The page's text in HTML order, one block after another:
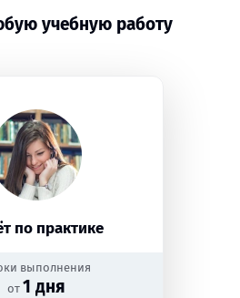
учебную работу
по практике
выполнения
от 1 дня